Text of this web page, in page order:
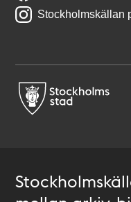
Stockholmskällan